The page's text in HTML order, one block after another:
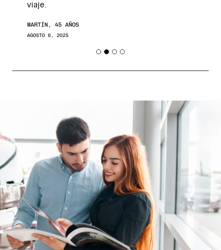
viaje.
MARTÍN, 45 AÑOS
AGOSTO 6, 2025